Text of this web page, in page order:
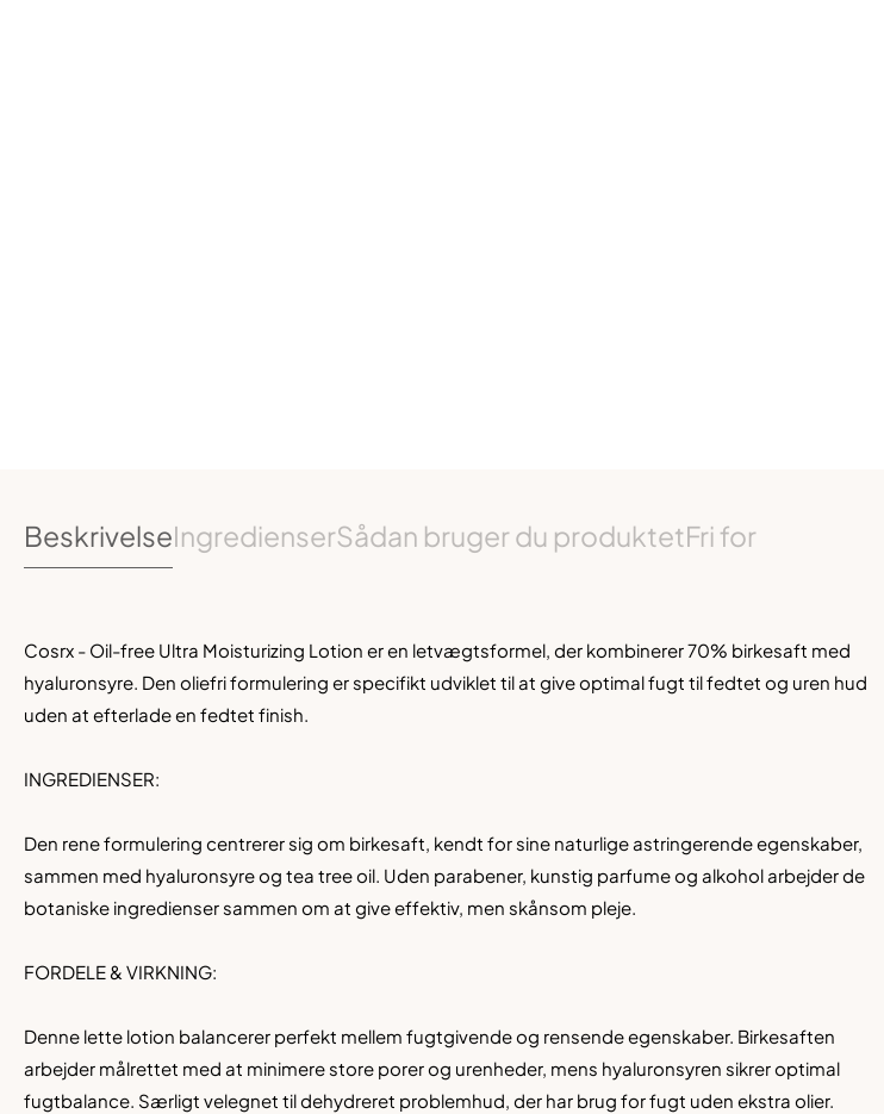
BeskrivelseIngredienserSådan bruger du produktetFri for
Cosrx - Oil-free Ultra Moisturizing Lotion er en letvægtsformel, der kombinerer 70% birkesaft med
hyaluronsyre. Den oliefri formulering er specifikt udviklet til at give optimal fugt til fedtet og uren hud
uden at efterlade en fedtet finish.
INGREDIENSER:
Den rene formulering centrerer sig om birkesaft, kendt for sine naturlige astringerende egenskaber,
sammen med hyaluronsyre og tea tree oil. Uden parabener, kunstig parfume og alkohol arbejder de
botaniske ingredienser sammen om at give effektiv, men skånsom pleje.
FORDELE & VIRKNING:
Denne lette lotion balancerer perfekt mellem fugtgivende og rensende egenskaber. Birkesaften
arbejder målrettet med at minimere store porer og urenheder, mens hyaluronsyren sikrer optimal
fugtbalance. Særligt velegnet til dehydreret problemhud, der har brug for fugt uden ekstra olier.